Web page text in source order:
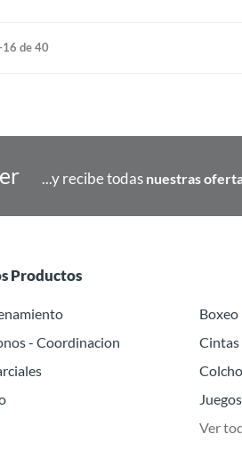
de 40
...y recibe todas nuestras
Productos
- Coordinacion
Boxeo
Cintas
Ver